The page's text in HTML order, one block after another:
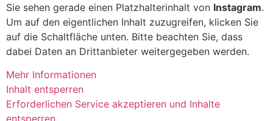
Sie sehen gerade einen Platzhalterinhalt von Instagram.
Um auf den eigentlichen Inhalt zuzugreifen, klicken Sie
auf die Schaltfläche unten. Bitte beachten Sie, dass
dabei Daten an Drittanbieter weitergegeben werden.
Mehr Informationen
Inhalt entsperren
Erforderlichen Service akzeptieren und Inhalte